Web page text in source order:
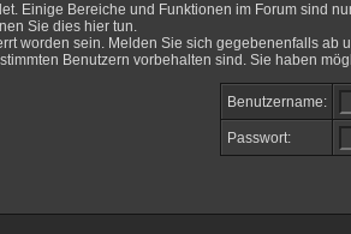
Einige Bereiche und Funktionen im Forum sind
Sie dies hier tun.
worden sein. Melden Sie sich gegebenenfalls ab
Benutzern vorbehalten sind. Sie haben
Benutzername:
Passwort: